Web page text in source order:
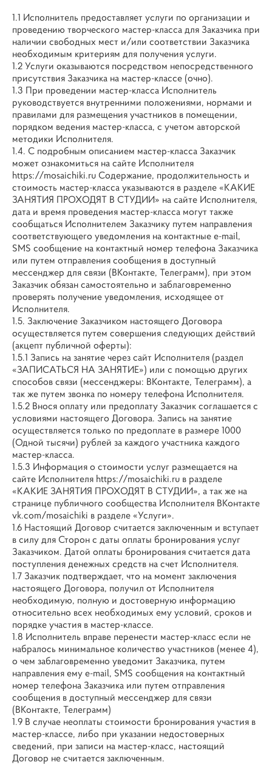
1.1 Исполнитель предоставляет услуги по организации и
проведению творческого мастер-класса для Заказчика при
наличии свободных мест и/или соответствии Заказчика
необходимым критериям для получения услуги.
1.2 Услуги оказываются посредством непосредственного
присутствия Заказчика на мастер-классе (очно).
1.3 При проведении мастер-класса Исполнитель
руководствуется внутренними положениями, нормами и
правилами для размещения участников в помещении,
порядком ведения мастер-класса, с учетом авторской
методики Исполнителя.
1.4. С подробным описанием мастер-класса Заказчик
может ознакомиться на сайте Исполнителя
https://mosaichiki.ru Содержание, продолжительность и
стоимость мастер-класса указываются в разделе «КАКИЕ
ЗАНЯТИЯ ПРОХОДЯТ В СТУДИИ» на сайте Исполнителя,
дата и время проведения мастер-класса могут также
сообщаться Исполнителем Заказчику путем направления
соответствующего уведомления на контактные e-mail,
SMS сообщение на контактный номер телефона Заказчика
или путем отправления сообщения в доступный
мессенджер для связи (ВКонтакте, Телеграмм), при этом
Заказчик обязан самостоятельно и заблаговременно
проверять получение уведомления, исходящее от
Исполнителя.
1.5. Заключение Заказчиком настоящего Договора
осуществляется путем совершения следующих действий
(акцепт публичной оферты):
1.5.1 Запись на занятие через сайт Исполнителя (раздел
«ЗАПИСАТЬСЯ НА ЗАНЯТИЕ») или с помощью других
способов связи (мессенджеры: ВКонтакте, Телеграмм), а
так же путем звонка по номеру телефона Исполнителя.
1.5.2 Внося оплату или предоплату Заказчик соглашается с
условиями настоящего Договора. Запись на занятие
осуществляется только по предоплате в размере 1000
(Одной тысячи) рублей за каждого участника каждого
мастер-класса.
1.5.3 Информация о стоимости услуг размещается на
сайте Исполнителя https://mosaichiki.ru в разделе
«КАКИЕ ЗАНЯТИЯ ПРОХОДЯТ В СТУДИИ», а так же на
странице публичного сообщества Исполнителя ВКонтакте
vk.com/mosaichiki в разделе «Услуги».
1.6 Настоящий Договор считается заключенным и вступает
в силу для Сторон с даты оплаты бронирования услуг
Заказчиком. Датой оплаты бронирования считается дата
поступления денежных средств на счет Исполнителя.
1.7 Заказчик подтверждает, что на момент заключения
настоящего Договора, получил от Исполнителя
необходимую, полную и достоверную информацию
относительно всех необходимых ему условий, сроков и
порядке участия в мастер-классе.
1.8 Исполнитель вправе перенести мастер-класс если не
набралось минимальное количество участников (менее 4),
о чем заблаговременно уведомит Заказчика, путем
направления ему e-mail, SMS сообщения на контактный
номер телефона Заказчика или путем отправления
сообщения в доступный мессенджер для связи
(ВКонтакте, Телеграмм)
1.9 В случае неоплаты стоимости бронирования участия в
мастер-классе, либо при указании недостоверных
сведений, при записи на мастер-класс, настоящий
Договор не считается заключенным.